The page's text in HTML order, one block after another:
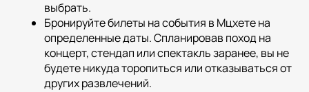
выбрать.
Бронируйте билеты на события в Мцхете на
определенные даты. Спланировав поход на
концерт, стендап или спектакль заранее, вы не
будете никуда торопиться или отказываться от
других развлечений.